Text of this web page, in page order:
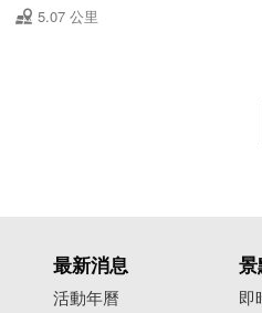
5.07 公里
最新消息
活動年曆
即